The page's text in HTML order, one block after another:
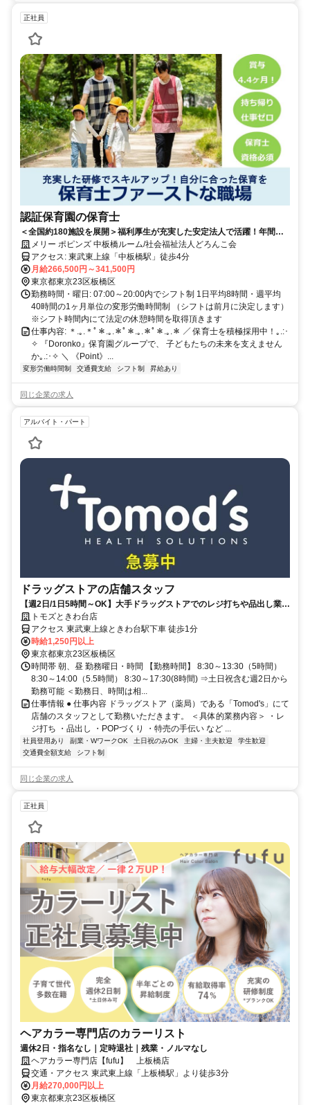
正社員
認証保育園の保育士
＜全国約180施設を展開＞福利厚生が充実した安定法人で活躍！年間休
日125日以上／賞与4.4ヶ月／海外研修完備
メリー ポピンズ 中板橋ルーム/社会福祉法人どろんこ会
アクセス: 東武東上線「中板橋駅」徒歩4分
月給266,500円～341,500円
東京都東京23区板橋区
勤務時間・曜日: 07:00～20:00内でシフト制 1日平均8時間・週平均
40時間の1ヶ月単位の変形労働時間制 （シフトは前月に決定します）
※シフト時間内にて法定の休憩時間を取得頂きます
仕事内容: ＊.｡.＊ﾟ＊.｡.＊ﾟ＊.｡.＊ﾟ＊.｡.＊ ／ 保育士を積極採用中！｡.:･
✧ 『Doronko』保育園グループで、 子どもたちの未来を支えません
か｡.:･✧ ＼ 《Point》...
変形労働時間制 交通費支給 シフト制 昇給あり
同じ企業の求人
アルバイト・パート
ドラッグストアの店舗スタッフ
【週2日/1日5時間～OK】大手ドラッグストアでのレジ打ちや品出し業
務！未経験歓迎！
トモズときわ台店
アクセス 東武東上線ときわ台駅下車 徒歩1分
時給1,250円以上
東京都東京23区板橋区
時間帯 朝、昼 勤務曜日・時間 【勤務時間】 8:30～13:30（5時間）
8:30～14:00（5.5時間） 8:30～17:30(8時間) ⇒土日祝含む週2日から
勤務可能 ＜勤務日、時間は相...
仕事情報 ● 仕事内容 ドラッグストア（薬局）である「Tomod's」にて
店舗のスタッフとして勤務いただきます。 ＜具体的業務内容＞ ・レ
ジ打ち ・品出し ・POPづくり ・特売の手伝い など ...
社員登用あり 副業・WワークOK 土日祝のみOK 主婦・主夫歓迎
学生歓迎
交通費全額支給
シフト制
同じ企業の求人
正社員
ヘアカラー専門店のカラーリスト
週休2日・指名なし｜定時退社｜残業・ノルマなし
ヘアカラー専門店【fufu】 上板橋店
交通・アクセス 東武東上線「上板橋駅」より徒歩3分
月給270,000円以上
東京都東京23区板橋区